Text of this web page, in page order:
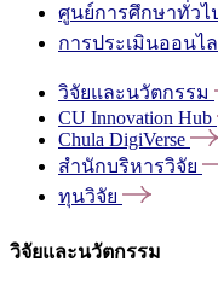
ศูนย์การศึกษาทั่วไ
การประเมินออนไ
วิจัยและนวัตกรรม
CU Innovation Hub
Chula DigiVerse
สำนักบริหารวิจัย
ทุนวิจัย
วิจัยและนวัตกรรม